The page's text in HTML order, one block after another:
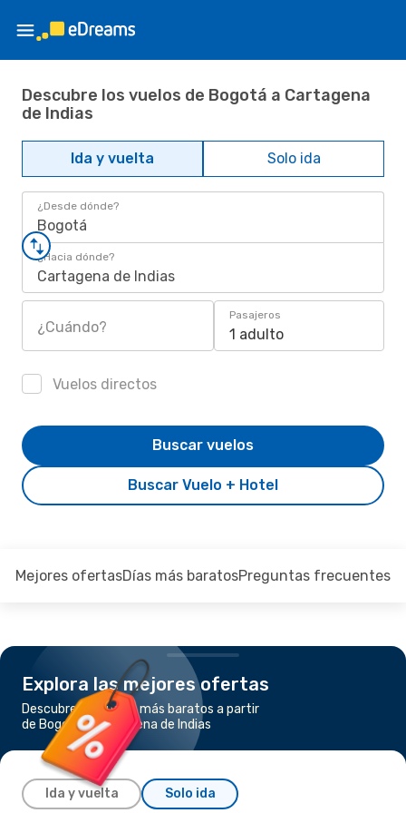
Descubre los vuelos de Bogotá a Cartagena
de Indias
Ida y vuelta Solo ida
¿Desde dónde?
Bogotá
¿Hacia dónde?
Cartagena de Indias
¿Cuándo?
Pasajeros
1 adulto
Vuelos directos
Buscar Vuelo + Hotel
Buscar vuelos
Mejores ofertasDías más baratosPreguntas frecuentes
Explora las mejores ofertas
Descubre los vuelos más baratos a partir
de Bogotá a Cartagena de Indias
Ida y vuelta Solo ida